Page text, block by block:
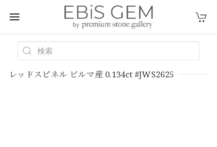
レッドスピネル ビルマ産 0.134ct #JWS2625